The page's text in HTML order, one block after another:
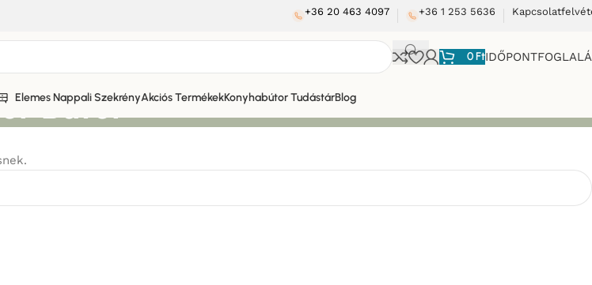
+36 20 463 4097 +36 1 253 5636
0Ft
Elemes Nappali SzekrényAkciós TermékekKonyhabútor TudástárBlog
Bútor